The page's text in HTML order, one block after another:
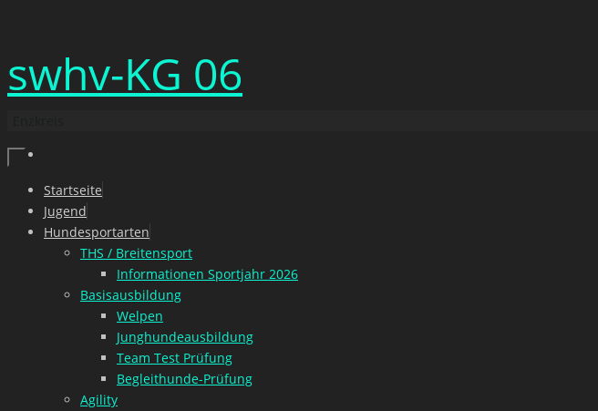
Inhalt
springen
swhv-KG 06
Zum
Inhalt
springen
Startseite
Jugend
Hundesportarten
THS / Breitensport
Informationen Sportjahr 2026
Basisausbildung
Welpen
Junghundeausbildung
Team Test Prüfung
Begleithunde-Prüfung
Agility